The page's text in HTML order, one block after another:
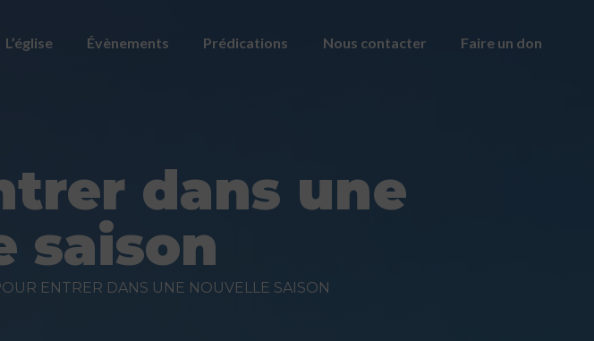
L’église Évènements Prédications Nous contacter Faire un don
dans une
saison
ENTRER DANS UNE NOUVELLE SAISON